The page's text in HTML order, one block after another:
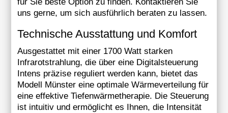
uns gerne, um sich ausführlich beraten zu lassen.
Technische Ausstattung und Komfort
Ausgestattet mit einer 1700 Watt starken
Infrarotstrahlung, die über eine Digitalsteuerung
Intens präzise reguliert werden kann, bietet das
Modell Münster eine optimale Wärmeverteilung für
eine effektive Tiefenwärmetherapie. Die Steuerung
ist intuitiv und ermöglicht es Ihnen, die Intensität